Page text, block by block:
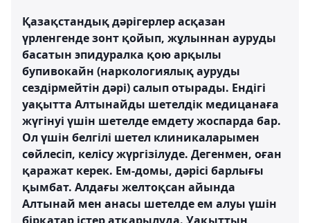
Қазақстандық дәрігерлер асқазан
үрленгенде зонт қойып, жұлыннан ауруды
басатын эпидуралка қою арқылы
бупивокайн (наркологиялық ауруды
сездірмейтін дәрі) салып отырады. Ендігі
уақытта Алтынайды шетелдік медицанаға
жүгінуі үшін шетелде емдету жоспарда бар.
Ол үшін белгілі шетел клиникаларымен
сөйлесіп, келісу жүргізілуде. Дегенмен, оған
қаражат керек. Ем-домы, дәрісі барлығы
қымбат. Алдағы желтоқсан айында
Алтынай мен анасы шетелде ем алуы үшін